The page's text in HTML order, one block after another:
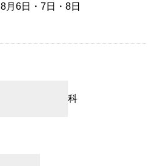
8月6日・7日・8日
科